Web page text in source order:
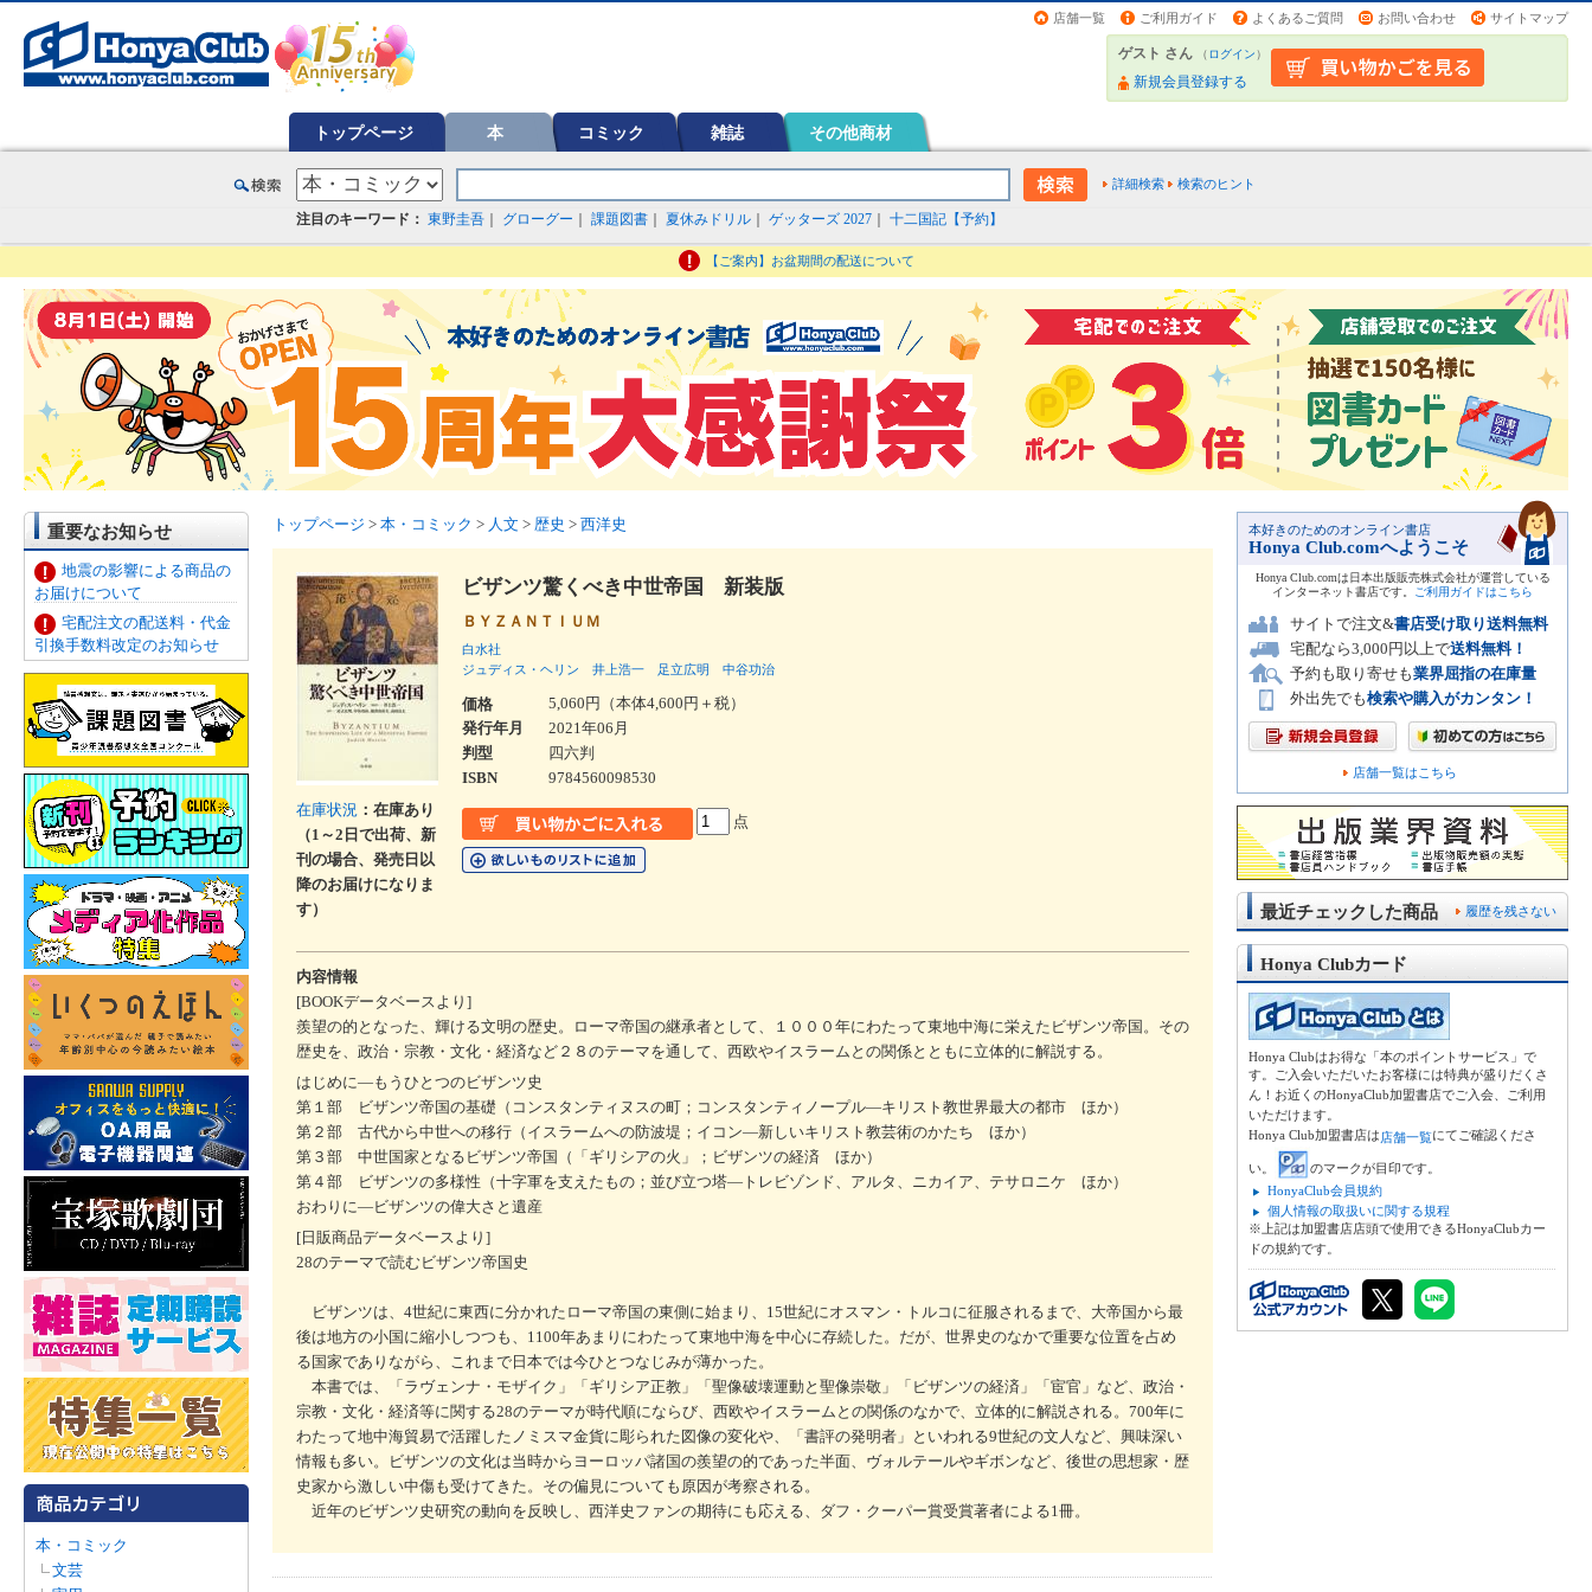
店舗一覧 ご利用ガイド よくあるご質問 お問い合わせ サイトマップ
ゲスト さん （ログイン）
新規会員登録する
トップページ 本 コミック 雑誌 その他商材
詳細検索 検索のヒント
注目のキーワード： 東野圭吾 グローグー 課題図書 夏休みドリル ゲッターズ 2027 十二国記【予約】
【ご案内】お盆期間の配送について
重要なお知らせ
地震の影響による商品の
お届けについて
宅配注文の配送料・代金
引換手数料改定のお知らせ
本・コミック
文芸
トップページ > 本・コミック > 人文 > 歴史 > 西洋史
在庫状況 ：在庫あり
（1～2日で出荷、新
刊の場合、発売日以
降のお届けになりま
す）
ビザンツ驚くべき中世帝国 新装版
ＢＹＺＡＮＴＩＵＭ
白水社
ジュディス・ヘリン
井上浩一 足立広明 中谷功治
価格
5,060円（本体4,600円＋税）
発行年月
2021年06月
判型
四六判
ISBN
9784560098530
点
内容情報
[BOOKデータベースより]
羨望の的となった、輝ける文明の歴史。ローマ帝国の継承者として、１０００年にわたって東地中海に栄えたビザンツ帝国。その
歴史を、政治・宗教・文化・経済など２８のテーマを通して、西欧やイスラームとの関係とともに立体的に解説する。
はじめに―もうひとつのビザンツ史
第１部 ビザンツ帝国の基礎（コンスタンティヌスの町；コンスタンティノープル―キリスト教世界最大の都市 ほか）
第２部 古代から中世への移行（イスラームへの防波堤；イコン―新しいキリスト教芸術のかたち ほか）
第３部 中世国家となるビザンツ帝国（「ギリシアの火」；ビザンツの経済 ほか）
第４部 ビザンツの多様性（十字軍を支えたもの；並び立つ塔―トレビゾンド、アルタ、ニカイア、テサロニケ ほか）
おわりに―ビザンツの偉大さと遺産
[日販商品データベースより]
28のテーマで読むビザンツ帝国史
ビザンツは、4世紀に東西に分かれたローマ帝国の東側に始まり、15世紀にオスマン・トルコに征服されるまで、大帝国から最
後は地方の小国に縮小しつつも、1100年あまりにわたって東地中海を中心に存続した。だが、世界史のなかで重要な位置を占め
る国家でありながら、これまで日本では今ひとつなじみが薄かった。
本書では、「ラヴェンナ・モザイク」「ギリシア正教」「聖像破壊運動と聖像崇敬」「ビザンツの経済」「宦官」など、政治・
宗教・文化・経済等に関する28のテーマが時代順にならび、西欧やイスラームとの関係のなかで、立体的に解説される。700年に
わたって地中海貿易で活躍したノミスマ金貨に彫られた図像の変化や、「書評の発明者」といわれる9世紀の文人など、興味深い
情報も多い。ビザンツの文化は当時からヨーロッパ諸国の羨望の的であった半面、ヴォルテールやギボンなど、後世の思想家・歴
史家から激しい中傷も受けてきた。その偏見についても原因が考察される。
近年のビザンツ史研究の動向を反映し、西洋史ファンの期待にも応える、ダフ・クーパー賞受賞著者による1冊。
本好きのためのオンライン書店
Honya Club.comへようこそ
Honya Club.comは日本出版販売株式会社が運営している
インターネット書店です。
ご利用ガイドはこちら
サイトで注文&書店受け取り送料無料
宅配なら3,000円以上で送料無料！
予約も取り寄せも業界屈指の在庫量
外出先でも検索や購入がカンタン！
店舗一覧はこちら
履歴を残さない
最近チェックした商品
Honya Clubカード
Honya Clubはお得な「本のポイントサービス」で
す。ご入会いただいたお客様には特典が盛りだくさ
ん！お近くのHonyaClub加盟書店でご入会、ご利用
いただけます。
Honya Club加盟書店は店舗一覧にてご確認くださ
い。
のマークが目印です。
HonyaClub会員規約
個人情報の取扱いに関する規程
※上記は加盟書店店頭で使用できるHonyaClubカー
ドの規約です。